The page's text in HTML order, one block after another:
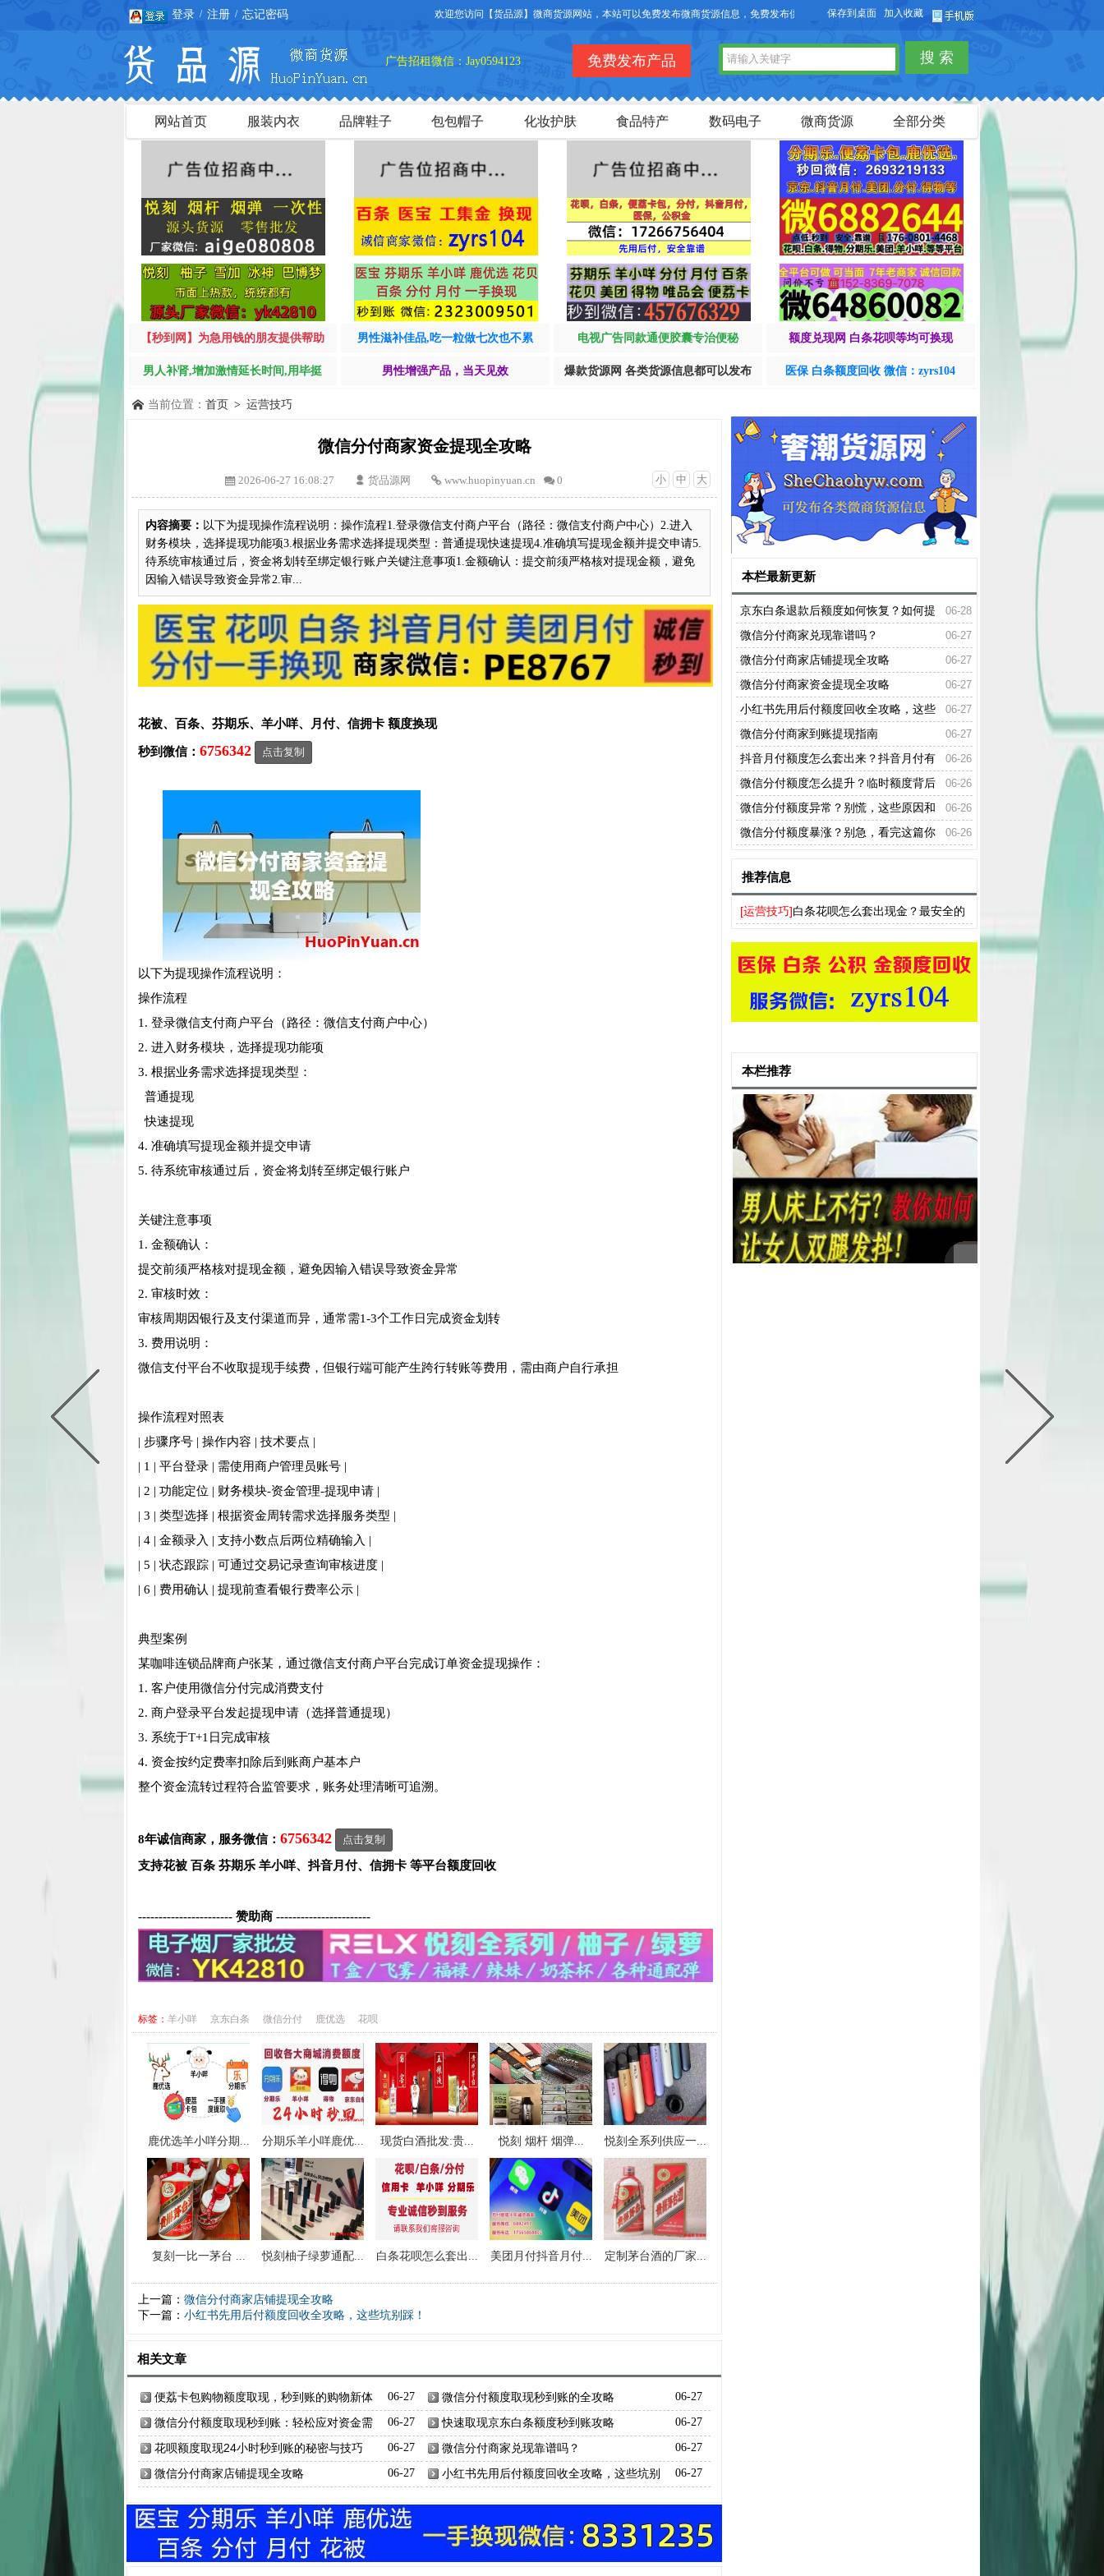
登录 / 注册 / 忘记密码 欢迎您访问【货品源】微商货源网站，本站可以免费发布微商货源信息，
保存到桌面 加入收藏
广告招租微信：Jay0594123 搜 索
免费发布产品
网站首页 服装内衣 品牌鞋子 包包帽子 化妆护肤 食品特产 数码电子 微商货源 全部分类
【秒到网】为急用钱的朋友提供帮助 男性滋补佳品,吃一粒做七次也不累 电视广告同款通便胶囊专治便秘 额度兑现网 白条花呗等均可换现
男人补肾,增加激情延长时间,用毕挺 男性增强产品，当天见效 爆款货源网 各类货源信息都可以发布 医保 白条额度回收 微信：zyrs104
当前位置： 首页 > 运营技巧
微信分付商家资金提现全攻略
小 中 大
2026-06-27 16:08:27 货品源网 www.huopinyuan.cn 0
内容摘要： 以下为提现操作流程说明：操作流程1.登录微信支付商户平台（路径：微信支付商户中心）2.进入
财务模块，选择提现功能项3.根据业务需求选择提现类型：普通提现快速提现4.准确填写提现金额并提交申请5.
待系统审核通过后，资金将划转至绑定银行账户关键注意事项1.金额确认：提交前须严格核对提现金额，避免
因输入错误导致资金异常2.审...
花被、百条、芬期乐、羊小咩、月付、信拥卡 额度换现
秒到微信： 6756342 点击复制
以下为提现操作流程说明：
操作流程
1. 登录微信支付商户平台（路径：微信支付商户中心）
2. 进入财务模块，选择提现功能项
3. 根据业务需求选择提现类型：
普通提现
快速提现
4. 准确填写提现金额并提交申请
5. 待系统审核通过后，资金将划转至绑定银行账户
关键注意事项
1. 金额确认：
提交前须严格核对提现金额，避免因输入错误导致资金异常
2. 审核时效：
审核周期因银行及支付渠道而异，通常需1-3个工作日完成资金划转
3. 费用说明：
微信支付平台不收取提现手续费，但银行端可能产生跨行转账等费用，需由商户自行承担
操作流程对照表
| 步骤序号 | 操作内容 | 技术要点 |
| 1 | 平台登录 | 需使用商户管理员账号 |
| 2 | 功能定位 | 财务模块-资金管理-提现申请 |
| 3 | 类型选择 | 根据资金周转需求选择服务类型 |
| 4 | 金额录入 | 支持小数点后两位精确输入 |
| 5 | 状态跟踪 | 可通过交易记录查询审核进度 |
| 6 | 费用确认 | 提现前查看银行费率公示 |
典型案例
某咖啡连锁品牌商户张某，通过微信支付商户平台完成订单资金提现操作：
1. 客户使用微信分付完成消费支付
2. 商户登录平台发起提现申请（选择普通提现）
3. 系统于T+1日完成审核
4. 资金按约定费率扣除后到账商户基本户
整个资金流转过程符合监管要求，账务处理清晰可追溯。
8年诚信商家，服务微信： 6756342 点击复制
支持花被 百条 芬期乐 羊小咩、抖音月付、信拥卡 等平台额度回收
----------------------- 赞助商 -----------------------
标签： 羊小咩 京东白条 微信分付 鹿优选 花呗
鹿优选羊小咩分期... 分期乐羊小咩鹿优... 现货白酒批发:贵... 悦刻 烟杆 烟弹... 悦刻全系列供应一...
复刻一比一茅台 ... 悦刻柚子绿萝通配... 白条花呗怎么套出... 美团月付抖音月付... 定制茅台酒的厂家...
上一篇： 微信分付商家店铺提现全攻略
下一篇： 小红书先用后付额度回收全攻略，这些坑别踩！
相关文章
06-27
便荔卡包购物额度取现，秒到账的购物新体
验
06-27
微信分付额度取现秒到账的全攻略
06-27
微信分付额度取现秒到账：轻松应对资金需
求的全攻略
06-27
快速取现京东白条额度秒到账攻略
06-27
花呗额度取现24小时秒到账的秘密与技巧 06-27
微信分付商家兑现靠谱吗？
06-27
微信分付商家店铺提现全攻略 06-27
小红书先用后付额度回收全攻略，这些坑别
本栏最新更新
06-28
京东白条退款后额度如何恢复？如何提
升京东白条额度？ 06-27
微信分付商家兑现靠谱吗？
06-27
微信分付商家店铺提现全攻略
06-27
微信分付商家资金提现全攻略
06-27
小红书先用后付额度回收全攻略，这些
坑别踩！ 06-27
微信分付商家到账提现指南
06-26
抖音月付额度怎么套出来？抖音月付有
额度付不了款吗？ 06-26
微信分付额度怎么提升？临时额度背后
那些你必须知道的事！ 06-26
微信分付额度异常？别慌，这些原因和
解决方法你一定要知道！ 06-26
微信分付额度暴涨？别急，看完这篇你
推荐信息
[运营技巧]白条花呗怎么套出现金？最安全的
本栏推荐